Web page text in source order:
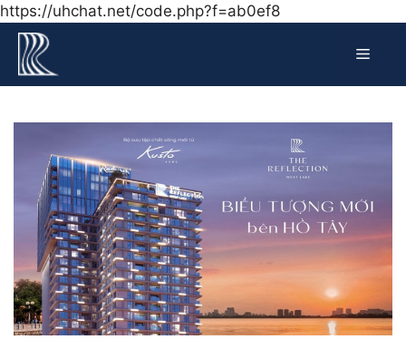
https://uhchat.net/code.php?f=ab0ef8Chuyển
Menu